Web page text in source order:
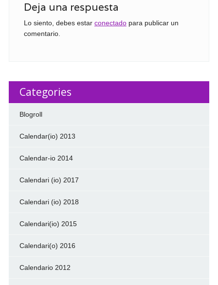
Deja una respuesta
Lo siento, debes estar conectadopara publicar un
comentario.
Categories
Blogroll
Calendar(io) 2013
Calendar-io 2014
Calendari (io) 2017
Calendari (io) 2018
Calendari(io) 2015
Calendari(o) 2016
Calendario 2012